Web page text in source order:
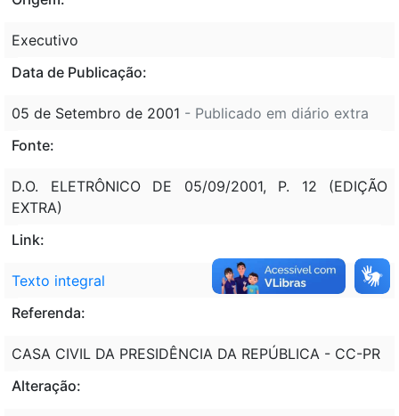
Executivo
Data de Publicação:
05 de Setembro de 2001 - Publicado em diário extra
Fonte:
D.O. ELETRÔNICO DE 05/09/2001, P. 12 (EDIÇÃO
EXTRA)
Link:
Texto integral
Referenda:
CASA CIVIL DA PRESIDÊNCIA DA REPÚBLICA - CC-PR
Alteração: